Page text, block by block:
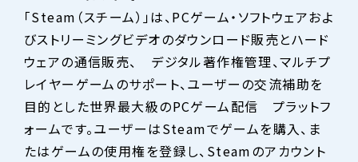
「Steam（スチーム）」は、PCゲーム・ソフトウェアおよ
びストリーミングビデオのダウンロード販売とハード
ウェアの通信販売、 デジタル著作権管理、マルチプ
レイヤーゲームのサポート、ユーザーの交流補助を
目的とした世界最大級のPCゲーム配信 プラットフ
ォームです。ユーザーはSteamでゲームを購入、ま
たはゲームの使用権を登録し、Steamのアカウント